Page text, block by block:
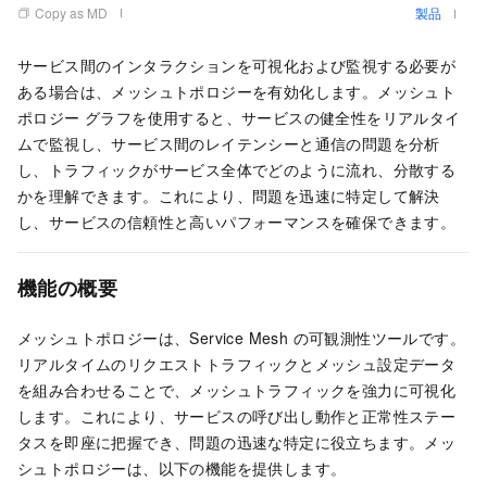
Copy as MD
製品
サービス間のインタラクションを可視化および監視する必要が
ある場合は、メッシュトポロジーを有効化します。メッシュト
ポロジー グラフを使用すると、サービスの健全性をリアルタイ
ムで監視し、サービス間のレイテンシーと通信の問題を分析
し、トラフィックがサービス全体でどのように流れ、分散する
かを理解できます。これにより、問題を迅速に特定して解決
し、サービスの信頼性と高いパフォーマンスを確保できます。
機能の概要
メッシュトポロジーは、Service Mesh の可観測性ツールです。
リアルタイムのリクエストトラフィックとメッシュ設定データ
を組み合わせることで、メッシュトラフィックを強力に可視化
します。これにより、サービスの呼び出し動作と正常性ステー
タスを即座に把握でき、問題の迅速な特定に役立ちます。メッ
シュトポロジーは、以下の機能を提供します。